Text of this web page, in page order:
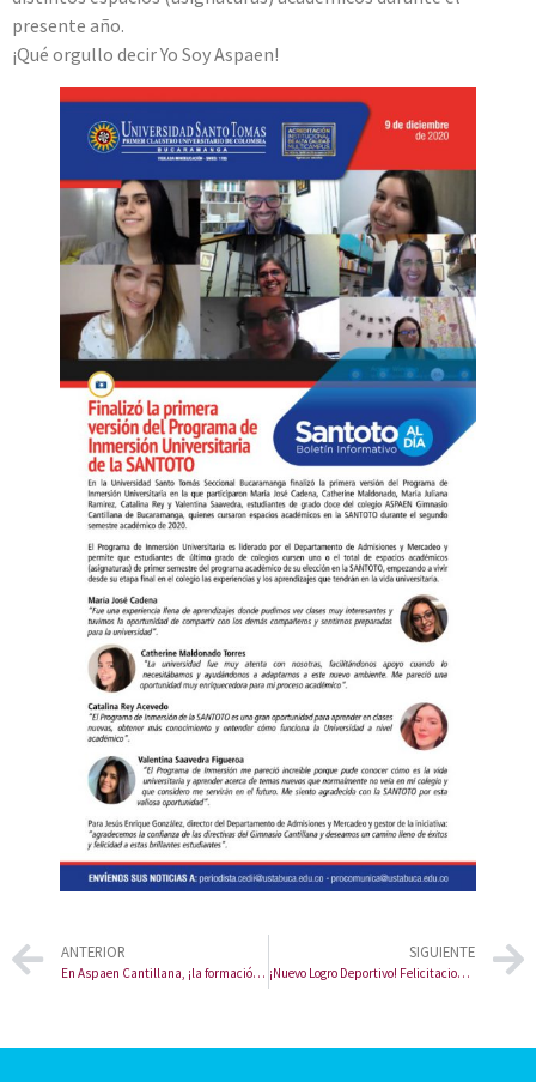
presente año.
¡Qué orgullo decir Yo Soy Aspaen!
ANTERIOR
En Aspaen Cantillana, ¡la formación personalizada no se detiene!
SIGUIENTE
¡Nuevo Logro Deportivo! Felicitaciones Andrea Juliana Castillo Orjuela